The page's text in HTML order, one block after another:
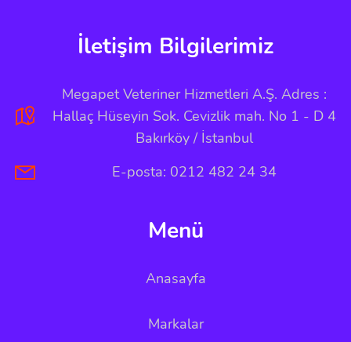
İletişim Bilgilerimiz
Megapet Veteriner Hizmetleri A.Ş. Adres :
Hallaç Hüseyin Sok. Cevizlik mah. No 1 - D 4
Bakırköy / İstanbul
E-posta: 0212 482 24 34
Menü
Anasayfa
Markalar